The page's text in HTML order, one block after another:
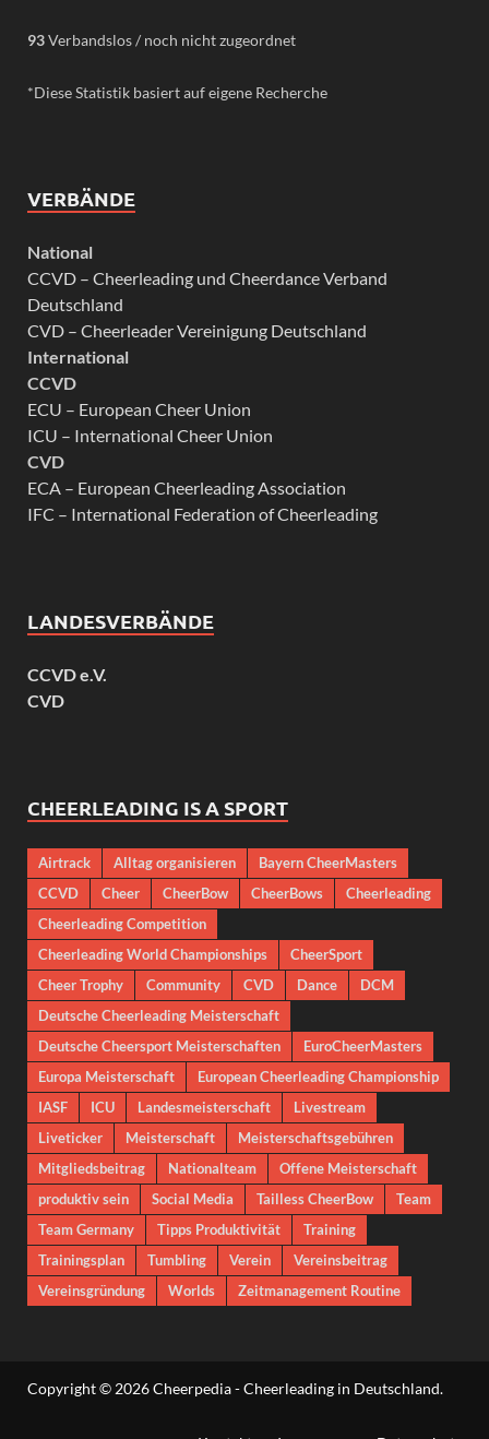
93Verbandslos / noch nicht zugeordnet
*Diese Statistik basiert auf eigene Recherche
VERBÄNDE
National
CCVD – Cheerleading und Cheerdance Verband
Deutschland
CVD – Cheerleader Vereinigung Deutschland
International
CCVD
ECU – European Cheer Union
ICU – International Cheer Union
CVD
ECA – European Cheerleading Association
IFC – International Federation of Cheerleading
LANDESVERBÄNDE
CCVD e.V.
CVD
CHEERLEADING IS A SPORT
Airtrack Alltag organisieren
Bayern CheerMasters
CCVD
Cheer CheerBow CheerBows
Cheerleading
Cheerleading Competition
Cheerleading World Championships
CheerSport
Cheer Trophy
Community CVD Dance
DCM
Deutsche Cheerleading Meisterschaft
Deutsche Cheersport Meisterschaften
EuroCheerMasters
Europa Meisterschaft
European Cheerleading Championship
IASF
ICU Landesmeisterschaft
Livestream
Liveticker
Meisterschaft
Meisterschaftsgebühren
Mitgliedsbeitrag
Nationalteam
Offene Meisterschaft
produktiv sein
Social Media Tailless CheerBow
Team
Team Germany
Tipps Produktivität
Training
Trainingsplan
Tumbling Verein
Vereinsbeitrag
Vereinsgründung
Worlds Zeitmanagement Routine
Copyright © 2026Cheerpedia - Cheerleading in Deutschland.